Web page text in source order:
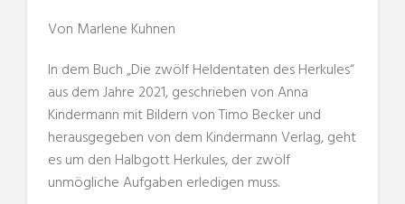
Von Marlene Kuhnen
In dem Buch „Die zwölf Heldentaten des Herkules“
aus dem Jahre 2021, geschrieben von Anna
Kindermann mit Bildern von Timo Becker und
herausgegeben von dem Kindermann Verlag, geht
es um den Halbgott Herkules, der zwölf
unmögliche Aufgaben erledigen muss.